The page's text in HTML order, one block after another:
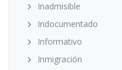
Inadmisible
Indocumentado
Informativo
Inmigración